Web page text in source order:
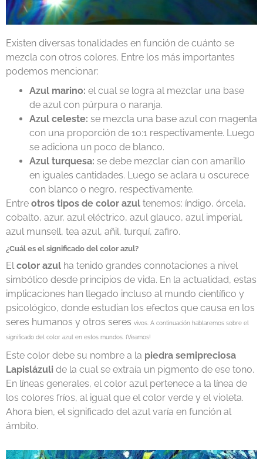
Existen diversas tonalidades en función de cuánto se
mezcla con otros colores. Entre los más importantes
podemos mencionar:
Azul marino: el cual se logra al mezclar una base
de azul con púrpura o naranja.
Azul celeste: se mezcla una base azul con magenta
con una proporción de 10:1 respectivamente. Luego
se adiciona un poco de blanco.
Azul turquesa: se debe mezclar cian con amarillo
en iguales cantidades. Luego se aclara u oscurece
con blanco o negro, respectivamente.
Entre otros tipos de color azul tenemos: índigo, órcela,
cobalto, azur, azul eléctrico, azul glauco, azul imperial,
azul munsell, tea azul, añil, turquí, zafiro.
¿Cuál es el significado del color azul?
Elcolor azul ha tenido grandes connotaciones a nivel
simbólico desde principios de vida. En la actualidad, estas
implicaciones han llegado incluso al mundo científico y
psicológico, donde estudian los efectos que causa en los
seres humanos y otros seres vivos. A continuación hablaremos sobre el
significado del color azul en estos mundos. ¡Veamos!
Este color debe su nombre a la piedra semipreciosa
Lapislázuli de la cual se extraía un pigmento de ese tono.
En líneas generales, el color azul pertenece a la línea de
los colores fríos, al igual que el color verde y el violeta.
Ahora bien, el significado del azul varía en función al
ámbito.